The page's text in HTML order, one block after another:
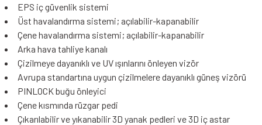
EPS iç güvenlik sistemi
Üst havalandırma sistemi; açılabilir-kapanabilir
Çene havalandırma sistemi; açılabilir-kapanabilir
Arka hava tahliye kanalı
Çizilmeye dayanıklı ve UV ışınlarını önleyen vizör
Avrupa standartına uygun çizilmelere dayanıklı güneş vizörü
PINLOCK buğu önleyici
Çene kısmında rüzgar pedi
Çıkarılabilir ve yıkanabilir 3D yanak pedleri ve 3D iç astar